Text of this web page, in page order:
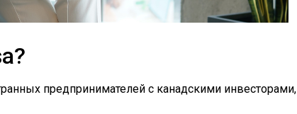
предпринимателей с канадскими инвесторами,